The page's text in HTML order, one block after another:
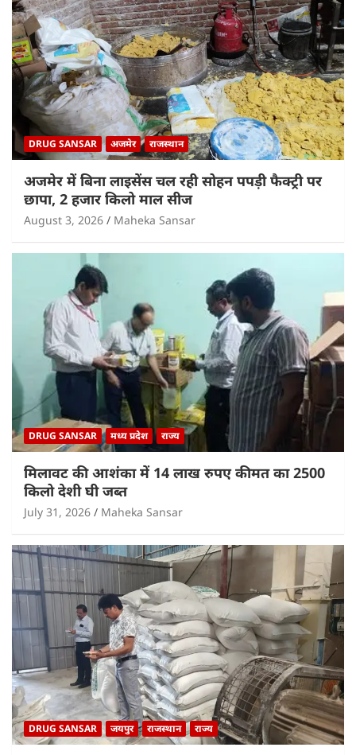
DRUG SANSAR अजमेर राजस्थान
अजमेर में बिना लाइसेंस चल रही सोहन पपड़ी फैक्ट्री पर
छापा, 2 हजार किलो माल सीज
August 3, 2026 Maheka Sansar
DRUG SANSAR मध्य प्रदेश राज्य
मिलावट की आशंका में 14 लाख रुपए कीमत का 2500
किलो देशी घी जब्त
July 31, 2026 Maheka Sansar
DRUG SANSAR जयपुर राजस्थान राज्य